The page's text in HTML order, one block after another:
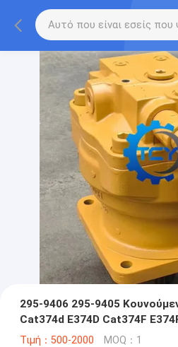
295-9406 295-9405
Cat374d E374D Cat374F
Κουνούμενος μηχανισμός
Τιμή：500-2000 MOQ：1